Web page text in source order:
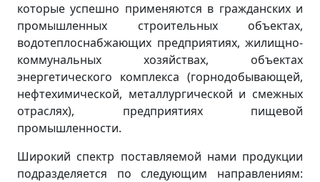
которые успешно применяются в гражданских и
промышленных строительных объектах,
водотеплоснабжающих предприятиях, жилищно-
коммунальных хозяйствах, объектах
энергетического комплекса (горнодобывающей,
нефтехимической, металлургической и смежных
отраслях), предприятиях пищевой
промышленности.
Широкий спектр поставляемой нами продукции
подразделяется по следующим направлениям: